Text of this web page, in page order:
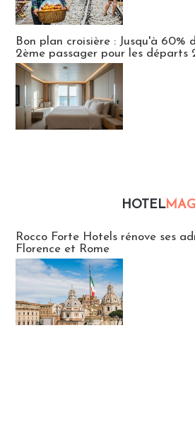
Bon plan croisière : Jusqu'à 60%
2ème passager pour les départs
HOTELMAG
Rocco Forte Hotels rénove ses
Florence et Rome